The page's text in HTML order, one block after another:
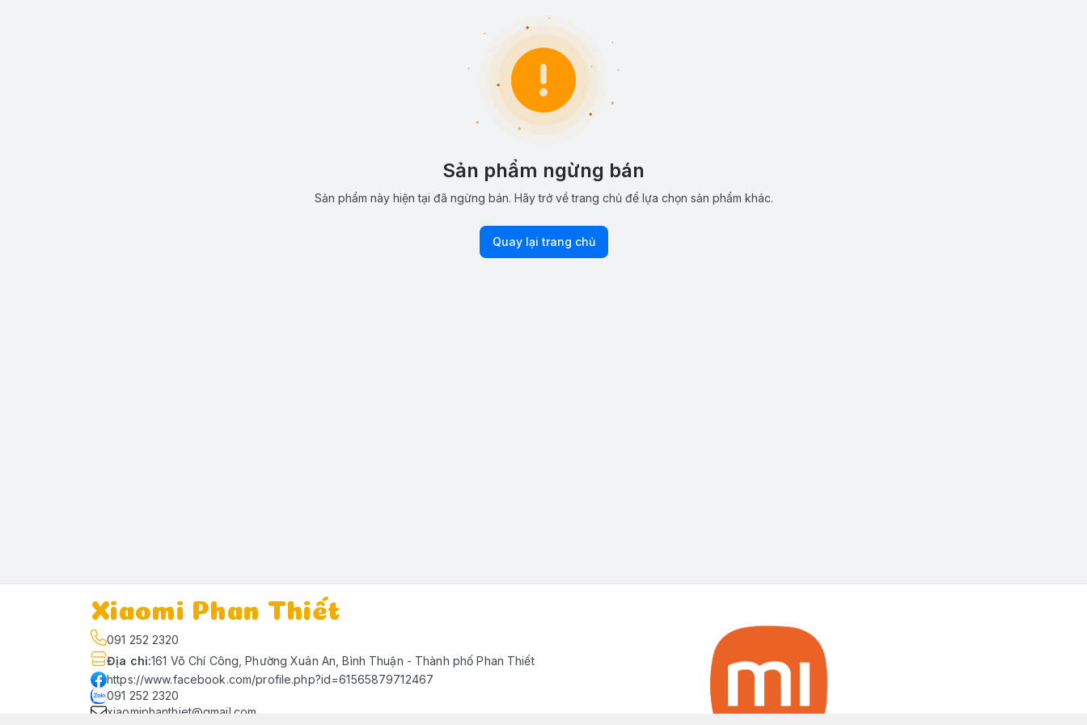
Sản phẩm ngừng bán
Sản phẩm này hiện tại đã ngừng bán. Hãy trở về trang chủ để lựa chọn sản phẩm khác.
Quay lại trang chủ
Xiaomi Phan Thiết
091 252 2320
Địa chỉ:161 Võ Chí Công, Phường Xuân An, Bình Thuận - Thành phố Phan Thiết
https://www.facebook.com/profile.php?id=61565879712467
091 252 2320
xiaomiphanthiet@gmail.com